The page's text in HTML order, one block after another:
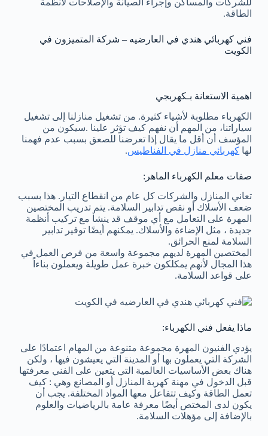
للشركات والمساكن وإجراء الصيانة والإصلاحات لأنظمة
الطاقة.
فني كهربائي هندي في العارضيه – شركة المتميزون في
الكويت
اهمية الاستعانة بـكهربجي
الكهرباء مطلوبة لأشياء كثيرة. من تشغيل منازلنا إلى تشغيل
سياراتنا، من المهم أن نفهم كيف تؤثر علينا .سيكون من
المؤسف أن أقل ما يقال إذا تعرضنا للصعق بسبب عدم فهمنا
لها كهربائي منازل في الفناطيس.
صفات معلم الكهرباء الماهر:
تعاني المنازل والشركات كل عام من انقطاع التيار. هذا بسبب
ضعف الأسلاك أو نقص تدابير السلامة. يتم تدريب المختصين
المهرة على التعامل مع أي موقف قد ينشأ مع تركيب أنظمة
جديدة ، مثل الإضاءة والأسلاك. يمكنهم أيضًا توفير تدابير
السلامة لمنع الحرائق.
المختصين المهرة لديهم مجموعة واسعة من فرص العمل في
هذا المجال لأنهم يمكلكون خبرة عمل طويلة ويعملون بناءاً
على قواعد السلامة.
ماذا يفعل فني الكهرباء:
يؤدي الفنيون المهرة مجموعة متنوعة من المهام اعتمادًا على
الشركة التي يعملون بها أو المدينة التي يعيشون فيها ، ولكن
هناك بعض الأساسيات العالمية التي يتعين على الفني معرفتها
قبل الدخول في مهنة كهربة المنازل أو المصانع وهي : كيف
تعمل الطاقة وكيف تتفاعل معها المواد المختلفة. يجب أن
يكون لدى المختص أيضًا معرفة عامة بالرياضيات والعلوم
بالإضافة إلى مؤهلات السلامة.